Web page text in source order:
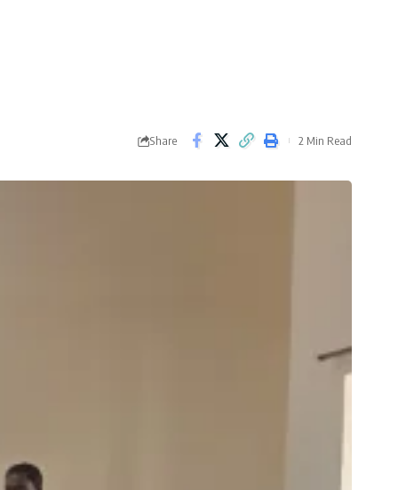
Share 2 Min Read